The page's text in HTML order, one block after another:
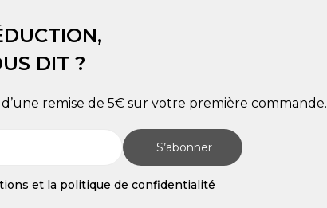
DIT ?
remise de 5€ sur votre première commande.
S’abonner
et la politique de confidentialité